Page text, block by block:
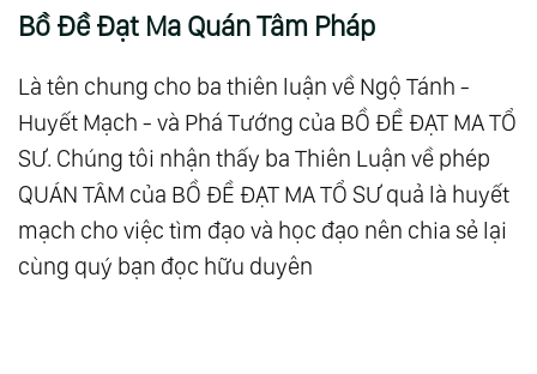
156. Niết Bàn Trong Luân Hồi
157.
Thức Tỉnh
158. Bí Mật Của Cái Chết
159.Hành Trình Chữa Lành
160.Bóng Tối - Chỉ Là Một Dạng Khác Của
Ánh Sáng
161.Khi Lòng Người Đủ Bao Dung
101.Cuộc Đại Khủng Hoảng
102. Cuộc Đối Thoại Giữa Thiện Và Ác
103.Thức Tỉnh Ảo
104.Thế Giới Này Vốn Không Tồn Tại Bóng Tối, Cái
Lạnh Và Sự Xấu Xa
105.Chia Sẻ Pháp Đạo
106.Không Phân Biệt Là Tình Yêu Thương Lớn Lao
Nhất
Bồ Đề Đạt Ma Quán Tâm Pháp
Là tên chung cho ba thiên luận về Ngộ Tánh -
Huyết Mạch - và Phá Tướng của BỒ ĐỀ ĐẠT MA TỔ
SƯ. Chúng tôi nhận thấy ba Thiên Luận về phép
QUÁN TÂM của BỒ ĐỀ ĐẠT MA TỔ SƯ quả là huyết
mạch cho việc tìm đạo và học đạo nên chia sẻ lại
cùng quý bạn đọc hữu duyên